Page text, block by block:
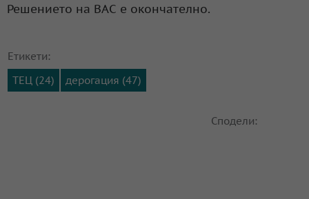
Решението на ВАС е окончателно.
Етикети:
ТЕЦ (24)
дерогация (47)
Сподели: